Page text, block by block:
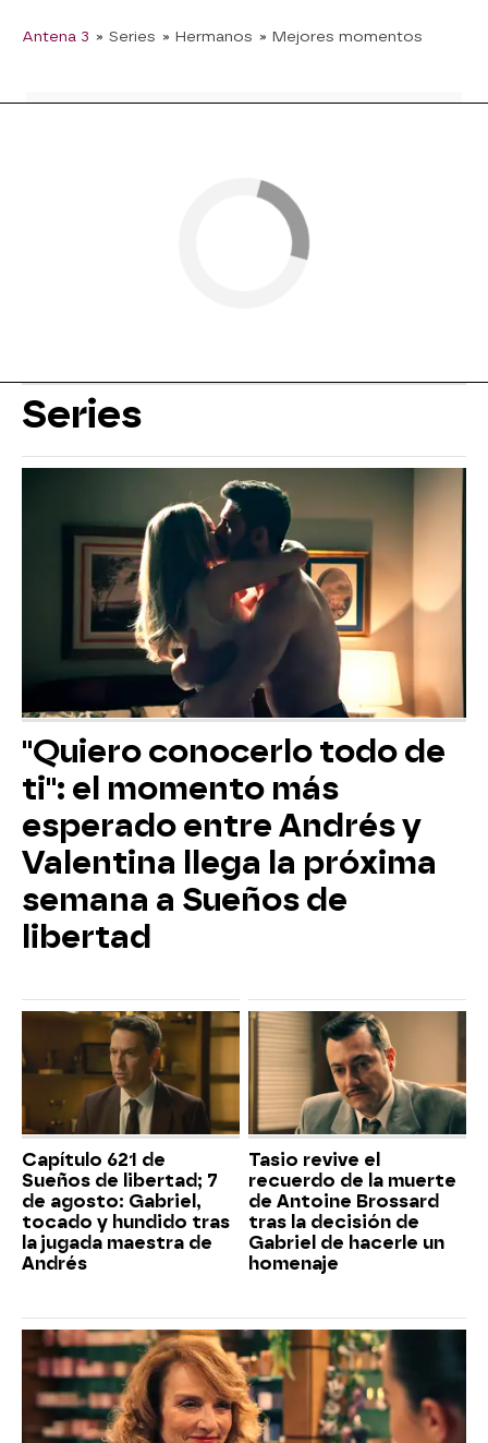
Antena 3 » Series » Hermanos » Mejores momentos
Series
"Quiero conocerlo todo de
ti": el momento más
esperado entre Andrés y
Valentina llega la próxima
semana a Sueños de
libertad
Capítulo 621 de
Sueños de libertad; 7
de agosto: Gabriel,
tocado y hundido tras
la jugada maestra de
Andrés
Tasio revive el
recuerdo de la muerte
de Antoine Brossard
tras la decisión de
Gabriel de hacerle un
homenaje